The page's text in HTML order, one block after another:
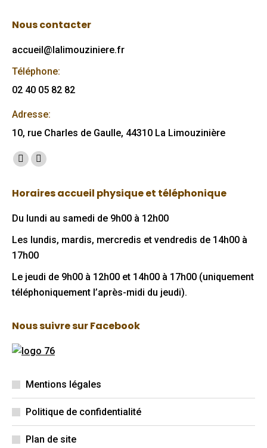
Nous contacter
accueil@lalimouziniere.fr
Téléphone:
02 40 05 82 82
Adresse:
10, rue Charles de Gaulle, 44310 La Limouzinière
Trouvez nous sur :
Facebook
opens
in
window
Mail
opens
in
window
Horaires accueil physique et téléphonique
Du lundi au samedi de 9h00 à 12h00
Les lundis, mardis, mercredis et vendredis de 14h00 à
17h00
Le jeudi de 9h00 à 12h00 et 14h00 à 17h00 (uniquement
téléphoniquement l’après-midi du jeudi).
Nous suivre sur Facebook
Mentions légales
Politique de confidentialité
Plan de site